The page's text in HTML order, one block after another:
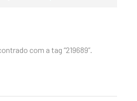
com a tag “219689”.